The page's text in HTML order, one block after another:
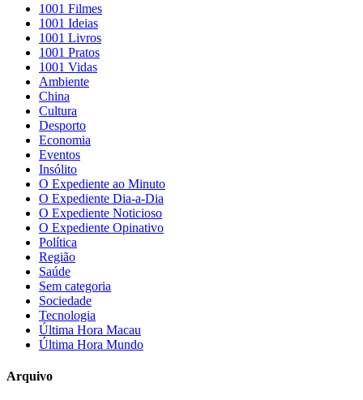
1001 Filmes
1001 Ideias
1001 Livros
1001 Pratos
1001 Vidas
Ambiente
China
Cultura
Desporto
Economia
Eventos
Insólito
O Expediente ao Minuto
O Expediente Dia-a-Dia
O Expediente Noticioso
O Expediente Opinativo
Política
Região
Saúde
Sem categoria
Sociedade
Tecnologia
Última Hora Macau
Última Hora Mundo
Arquivo